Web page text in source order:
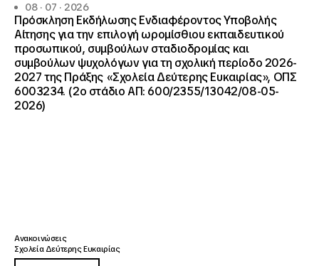
08 · 07 · 2026
Πρόσκληση Εκδήλωσης Ενδιαφέροντος Υποβολής
Αίτησης για την επιλογή ωρομίσθιου εκπαιδευτικού
προσωπικού, συμβούλων σταδιοδρομίας και
συμβούλων ψυχολόγων για τη σχολική περίοδο 2026-
2027 της Πράξης «Σχολεία Δεύτερης Ευκαιρίας», ΟΠΣ
6003234. (2ο στάδιο ΑΠ: 600/2355/13042/08-05-
2026)
Ανακοινώσεις
Σχολεία Δεύτερης Ευκαιρίας